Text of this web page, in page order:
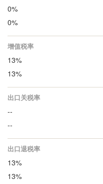
0%
0%
增值税率
13%
13%
出口关税率
--
--
出口退税率
13%
13%